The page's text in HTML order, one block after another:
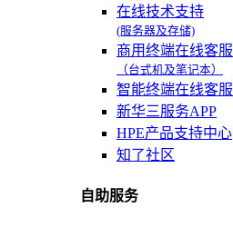
在线技术支持
(服务器及存储)
商用终端在线客服
（台式机及笔记本）
智能终端在线客服
新华三服务APP
HPE产品支持中心
知了社区
自助服务